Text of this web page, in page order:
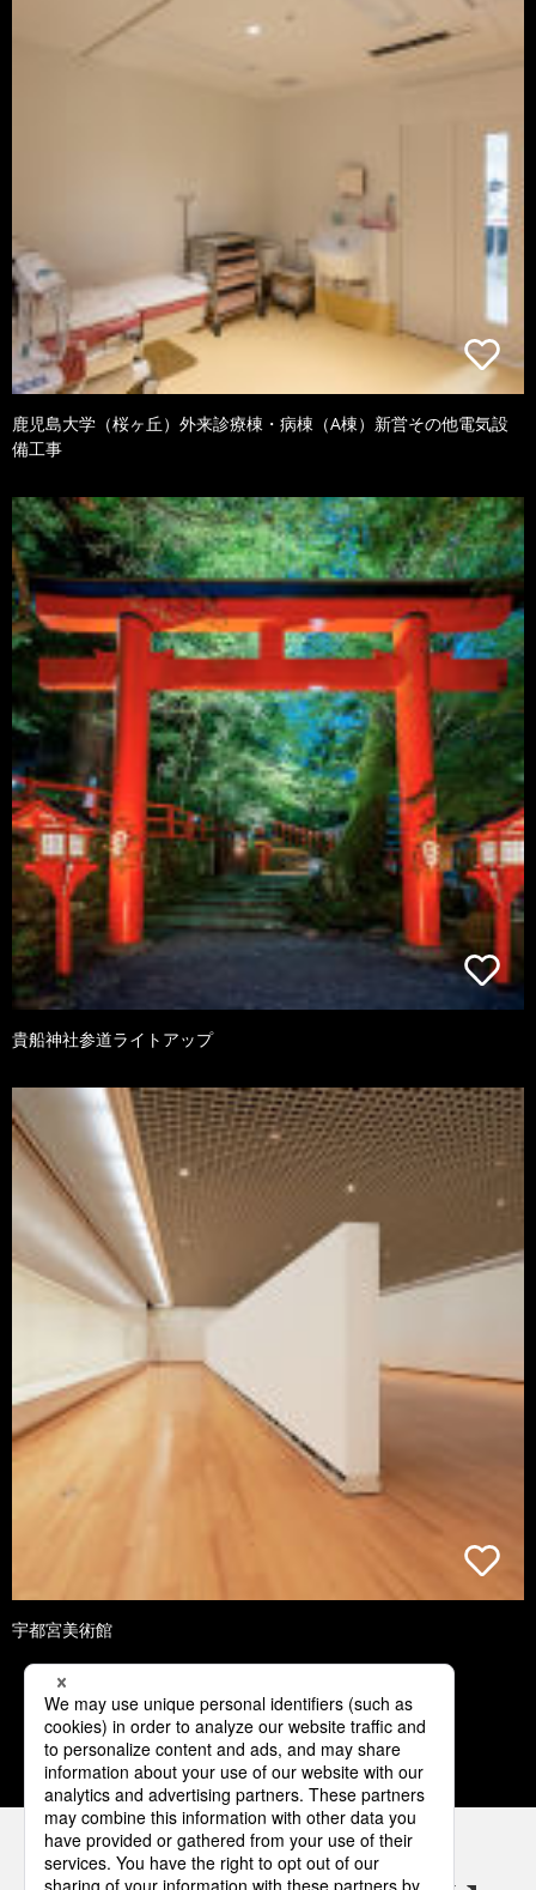
鹿児島大学（桜ヶ丘）外来診療棟・病棟（A棟）新営その他電気設
備工事
貴船神社参道ライトアップ
宇都宮美術館
1 2 3 4 5
パナソニックの電気設備 SNSアカウント